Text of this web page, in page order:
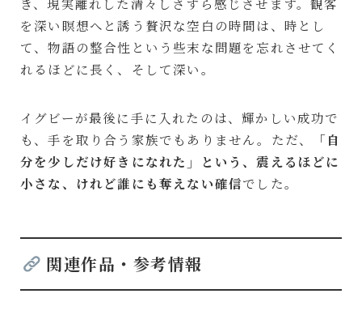
を深い瞑想へと誘う贅沢な空白の時間は、時とし
て、物語の整合性という些末な問題を忘れさせてく
れるほどに長く、そして深い。
イグビーが最後に手に入れたのは、輝かしい成功で
も、手を取り合う家族でもありません。ただ、
「自
分を少しだけ好きになれた」という、震えるほどに
小さな、けれど誰にも奪えない確信でした。
関連作品・参考情報